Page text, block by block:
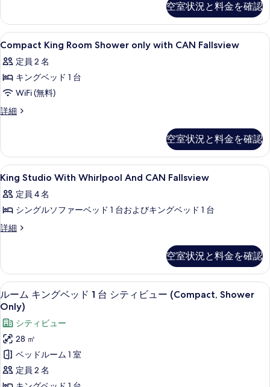
条
件
の
す
べ
て
の
写
真
示
す
る
Only
with
City
の
詳
空室状況と料金を確認
Compact
King
Room
Shower
only
with
の
す
べ
て
の
写
表
示
す
る
低刺激性寝具、セーフティボックス
4
Compact King Room Shower only with CAN Fallsview
定員 2 名
キングベッド 1 台
WiFi (無料)
詳細
Compact
only
with
CAN
Fallsview
の
詳
空室状況と料金を確認
King
Studio
With
Whirlpool
And
の
す
べ
て
の
写
真
を
低刺激性寝具、セーフティボックス
3
King Studio With Whirlpool And CAN Fallsview
定員 4 名
シングルソファーベッド 1 台およびキングベッド 1 台
詳細
King
And
CAN
Fallsview
の
細
空室状況と料金を確認
ル
ー
ム
キ
ン
グ
ベ
低刺激性寝具、セーフティボックス
5
ルーム キングベッド 1 台 シティビュー (Compact, Shower
Only)
シティビュー
28 ㎡
ベッドルーム 1 室
定員 2 名